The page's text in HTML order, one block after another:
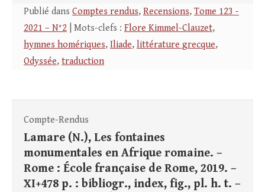
Publié dans Comptes rendus, Recensions, Tome 123 -
2021 – N°2 | Mots-clefs : Flore Kimmel-Clauzet,
hymnes homériques, Iliade, littérature grecque,
Odyssée, traduction
Compte-Rendus
Lamare (N.), Les fontaines
monumentales en Afrique romaine. –
Rome : École française de Rome, 2019. –
XI+478 p. : bibliogr., index, fig., pl. h. t. –